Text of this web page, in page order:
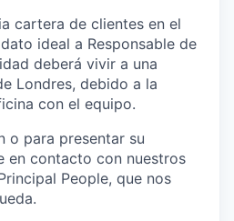
cartera de clientes en el
ideal a Responsable de
deberá vivir a una
Londres, debido a la
con el equipo.
o para presentar su
en contacto con nuestros
People, que nos